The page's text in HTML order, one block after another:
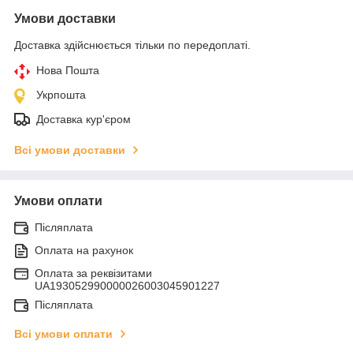
Умови доставки
Доставка здійснюється тільки по передоплаті.
Нова Пошта
Укрпошта
Доставка кур'єром
Всі умови доставки
Умови оплати
Післяплата
Оплата на рахунок
Оплата за реквізитами
UA193052990000026003045901227
Післяплата
Всі умови оплати